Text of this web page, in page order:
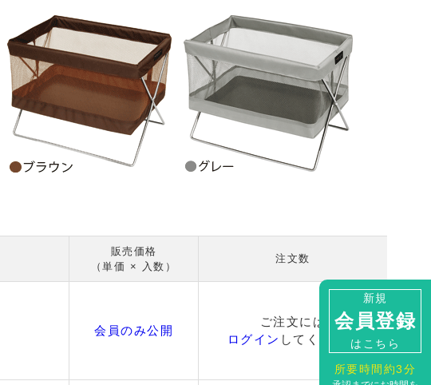
販売価格
（単価 × 入数）
注文数
会員のみ公開
ご注文には
ログイン してください
新規
会員登録
はこちら
所要時間約3分